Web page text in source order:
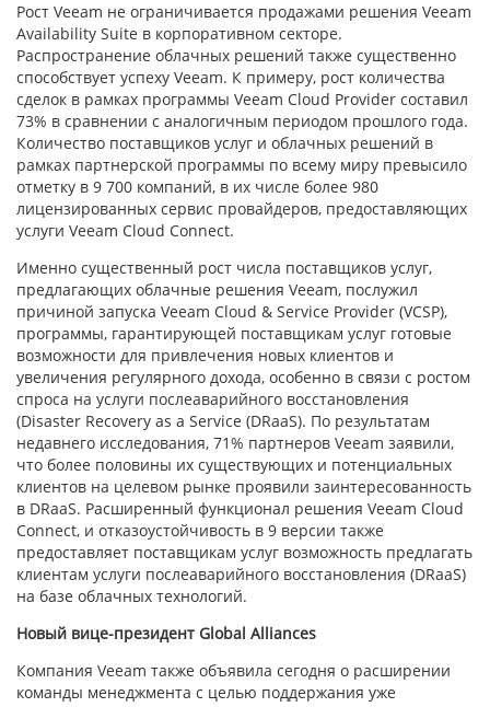
Рост Veeam не ограничивается продажами решения Veeam
Availability Suite в корпоративном секторе.
Распространение облачных решений также существенно
способствует успеху Veeam. К примеру, рост количества
сделок в рамках программы Veeam Cloud Provider составил
73% в сравнении с аналогичным периодом прошлого года.
Количество поставщиков услуг и облачных решений в
рамках партнерской программы по всему миру превысило
отметку в 9 700 компаний, в их числе более 980
лицензированных сервис провайдеров, предоставляющих
услуги Veeam Cloud Connect.
Именно существенный рост числа поставщиков услуг,
предлагающих облачные решения Veeam, послужил
причиной запуска Veeam Cloud & Service Provider (VCSP),
программы, гарантирующей поставщикам услуг готовые
возможности для привлечения новых клиентов и
увеличения регулярного дохода, особенно в связи с ростом
спроса на услуги послеаварийного восстановления
(Disaster Recovery as a Service (DRaaS). По результатам
недавнего исследования, 71% партнеров Veeam заявили,
что более половины их существующих и потенциальных
клиентов на целевом рынке проявили заинтересованность
в DRaaS. Расширенный функционал решения Veeam Cloud
Connect, и отказоустойчивость в 9 версии также
предоставляет поставщикам услуг возможность предлагать
клиентам услуги послеаварийного восстановления (DRaaS)
на базе облачных технологий.
Новый вице-президент Global Alliances
Компания Veeam также объявила сегодня о расширении
команды менеджмента с целью поддержания уже